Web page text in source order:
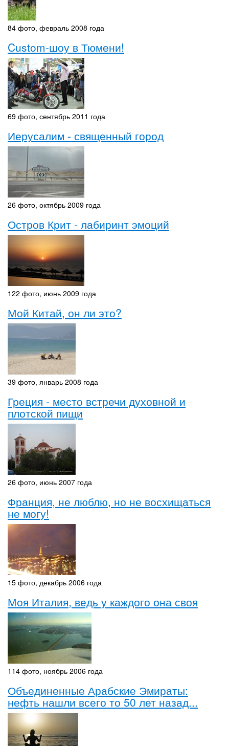
84 фото, февраль 2008 года
Custom-шоу в Тюмени!
69 фото, сентябрь 2011 года
Иерусалим - священный город
26 фото, октябрь 2009 года
Остров Крит - лабиринт эмоций
122 фото, июнь 2009 года
Мой Китай, он ли это?
39 фото, январь 2008 года
Греция - место встречи духовной и
плотской пищи
26 фото, июнь 2007 года
Франция, не люблю, но не восхищаться
не могу!
15 фото, декабрь 2006 года
Моя Италия, ведь у каждого она своя
114 фото, ноябрь 2006 года
Объединенные Арабские Эмираты:
нефть нашли всего то 50 лет назад...